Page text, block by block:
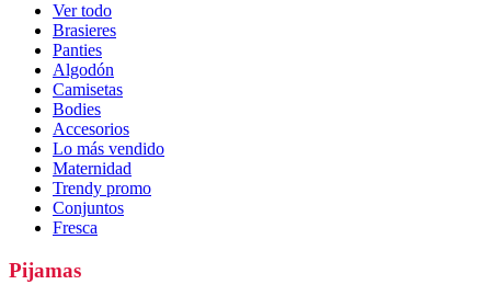
Ver todo
Brasieres
Panties
Algodón
Camisetas
Bodies
Accesorios
Lo más vendido
Maternidad
Trendy promo
Conjuntos
Fresca
Pijamas